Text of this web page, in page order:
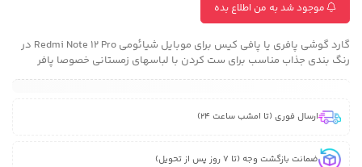
موجود شد به من اطلاع بده
گارد گوشی پافری یا پافی کیس برای موبایل شیائومی Redmi Note 12 Pro در
رنگ بندی جذاب مناسب برای ست کردن با لباسهای زمستانی خصوصا پافر
ارسال فوری (تا امشب ساعت 24)
ضمانت بازگشت وجه (تا 7 روز پس از تحویل)